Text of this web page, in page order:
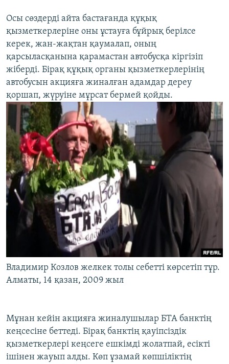
Осы сөздерді айта бастағанда құқық
қызметкерлеріне оны ұстауға бұйрық берілсе
керек, жан-жақтан қаумалап, оның
қарсыласқанына қарамастан автобусқа кіргізіп
жіберді. Бірақ құқық органы қызметкерлерінің
автобусын акцияға жиналған адамдар дереу
қоршап, жүруіне мұрсат бермей қойды.
Владимир Козлов желкек толы себетті көрсетіп тұр.
Алматы, 14 қазан, 2009 жыл
Мұнан кейін акцияға жиналушылар БТА банктің
кеңсесіне беттеді. Бірақ банктің қауіпсіздік
қызметкерлері кеңсеге ешкімді жолатпай, есікті
ішінен жауып алды. Көп ұзамай көпшіліктің